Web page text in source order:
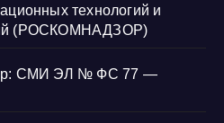
технологий и
(РОСКОМНАДЗОР)
СМИ ЭЛ № ФС 77 —